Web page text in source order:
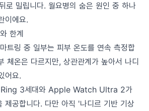
로 밀립니다. 월요병의 숨은 원인 중 하나
이에요.
한계
트링 중 일부는 피부 온도를 연속 측정합
체온은 다르지만, 상관관계가 높아서 나디
어요.
3세대와 Apple Watch Ultra 2가
제공합니다. 다만 아직 '나디르 기반 기상